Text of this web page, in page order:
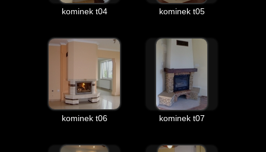
kominek t04 kominek t05
kominek t06 kominek t07